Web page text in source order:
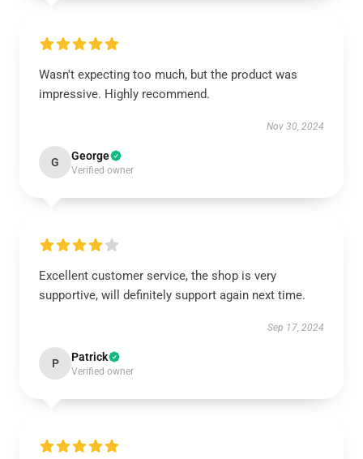
Wasn't expecting too much, but the product was
impressive. Highly recommend.
Nov 30, 2024
G George
Verified owner
Excellent customer service, the shop is very
supportive, will definitely support again next time.
Sep 17, 2024
P Patrick
Verified owner